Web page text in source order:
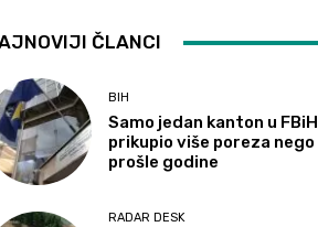
ČLANCI
BIH
Samo jedan kanton u FBiH
prikupio više poreza nego
prošle godine
RADAR DESK